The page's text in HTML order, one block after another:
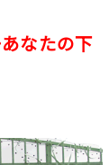
なたの下